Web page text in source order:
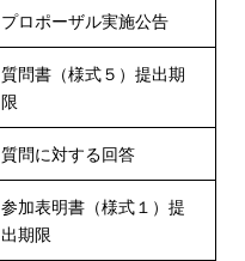
プロポーザル実施公告
質問書（様式５）提出期
限
質問に対する回答
参加表明書（様式１）提
出期限